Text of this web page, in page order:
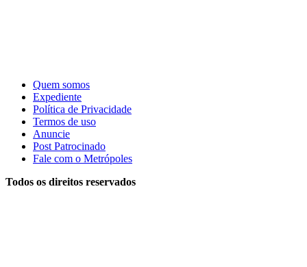
Quem somos
Expediente
Política de Privacidade
Termos de uso
Anuncie
Post Patrocinado
Fale com o Metrópoles
Todos os direitos reservados